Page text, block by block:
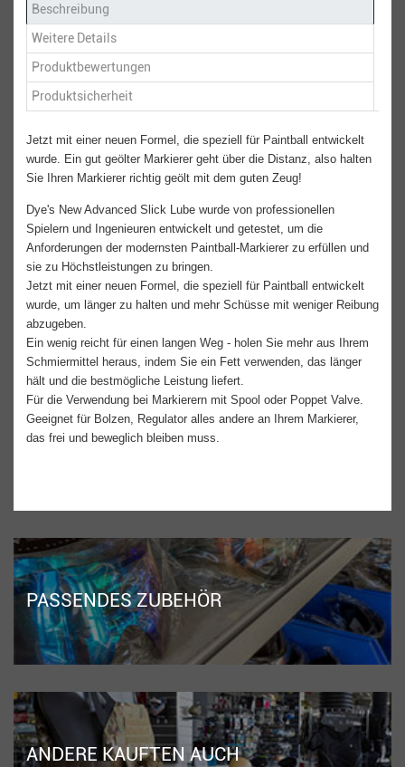
Beschreibung
Weitere Details
Produktbewertungen
Produktsicherheit
Jetzt mit einer neuen Formel, die speziell für Paintball entwickelt
wurde. Ein gut geölter Markierer geht über die Distanz, also halten
Sie Ihren Markierer richtig geölt mit dem guten Zeug!
Dye's New Advanced Slick Lube wurde von professionellen
Spielern und Ingenieuren entwickelt und getestet, um die
Anforderungen der modernsten Paintball-Markierer zu erfüllen und
sie zu Höchstleistungen zu bringen.
Jetzt mit einer neuen Formel, die speziell für Paintball entwickelt
wurde, um länger zu halten und mehr Schüsse mit weniger Reibung
abzugeben.
Ein wenig reicht für einen langen Weg - holen Sie mehr aus Ihrem
Schmiermittel heraus, indem Sie ein Fett verwenden, das länger
hält und die bestmögliche Leistung liefert.
Für die Verwendung bei Markierern mit Spool oder Poppet Valve.
Geeignet für Bolzen, Regulator alles andere an Ihrem Markierer,
das frei und beweglich bleiben muss.
PASSENDES ZUBEHÖR
ANDERE KAUFTEN AUCH